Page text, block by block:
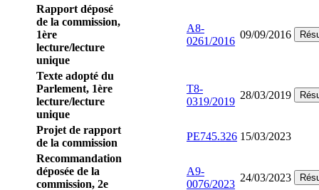
Rapport déposé
de la commission,
1ère
lecture/lecture
unique
A8-
0261/2016
09/09/2016
Texte adopté du
Parlement, 1ère
lecture/lecture
unique
T8-
0319/2019
28/03/2019
Projet de rapport
de la commission
PE745.326 15/03/2023
Recommandation
déposée de la
commission, 2e
A9-
0076/2023
24/03/2023